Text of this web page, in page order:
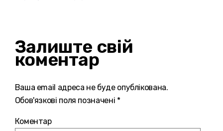
Залиште свій
коментар
Ваша email адреса не буде опублікована.
Обов'язкові поля позначені *
Коментар